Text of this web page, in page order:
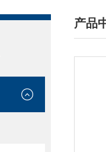
产品
/